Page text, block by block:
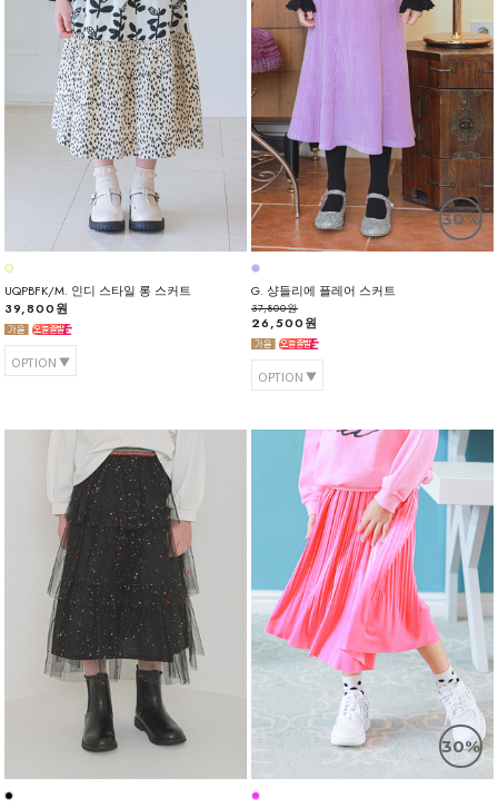
UQPBFK/M. 인디 스타일 롱 스커트
39,800원
OPTION
30%
G. 샹들리에 플레어 스커트
37,800원
26,500원
OPTION
30%